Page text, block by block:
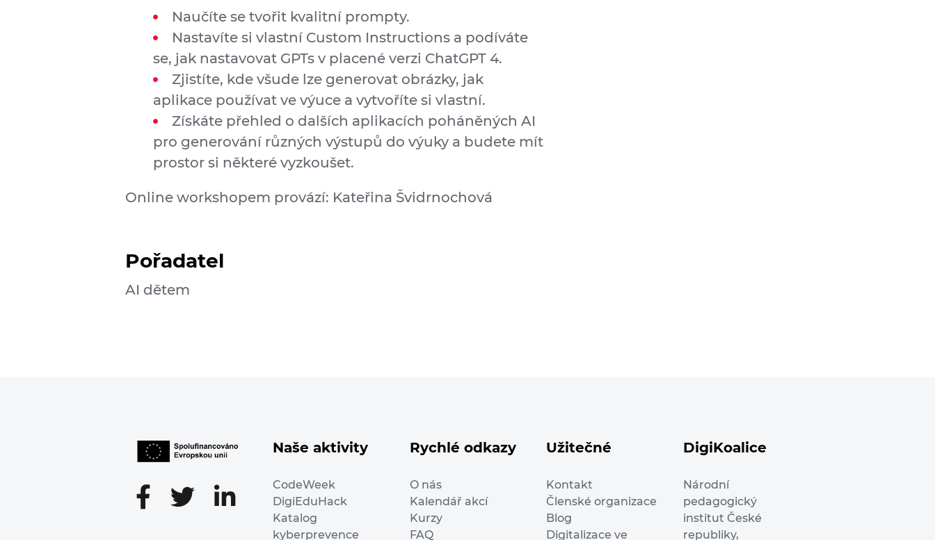
Naučíte se tvořit kvalitní prompty.
Nastavíte si vlastní Custom Instructions a podíváte
se, jak nastavovat GPTs v placené verzi ChatGPT 4.
Zjistíte, kde všude lze generovat obrázky, jak
aplikace používat ve výuce a vytvoříte si vlastní.
Získáte přehled o dalších aplikacích poháněných AI
pro generování různých výstupů do výuky a budete mít
prostor si některé vyzkoušet.
Online workshopem provází: Kateřina Švidrnochová
Pořadatel
AI dětem
Naše aktivity
CodeWeek
DigiEduHack
Katalog
kyberprevence
Rychlé odkazy
O nás
Kalendář akcí
Kurzy
FAQ
Užitečné
Kontakt
Členské organizace
Blog
Digitalizace ve
DigiKoalice
Národní
pedagogický
institut České
republiky,